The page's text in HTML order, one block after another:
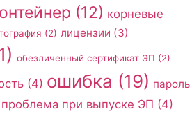
(12) корневые
(2) лицензии (3)
обезличенный сертификат ЭП (2)
(4) ошибка (19) пароль
проблема при выпуске ЭП (4)